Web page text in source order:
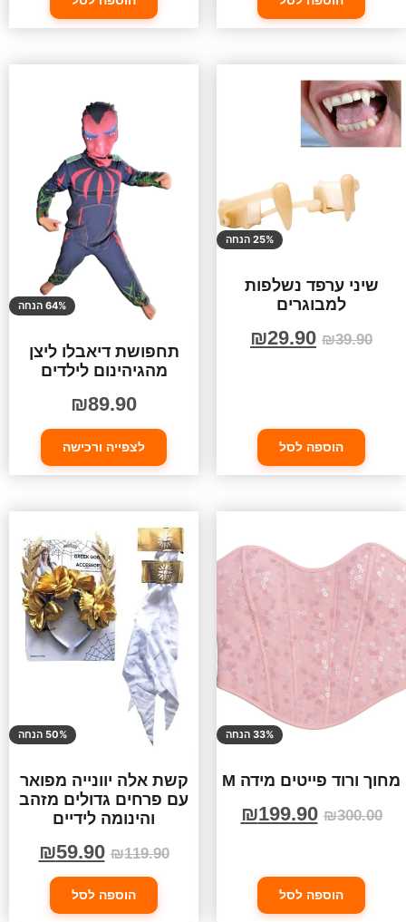
25% הנחה
שיני ערפד נשלפות
למבוגרים
₪39.90
₪29.90
הוספה לסל
64% הנחה
תחפושת דיאבלו ליצן
מהגיהינום לילדים
₪89.90
לצפייה ורכישה
33% הנחה
מחוך ורוד פייטים מידה M
₪300.00
₪199.90
הוספה לסל
50% הנחה
קשת אלה יוונייה מפואר
עם פרחים גדולים מזהב
והינומה לידיים
₪119.90
₪59.90
הוספה לסל